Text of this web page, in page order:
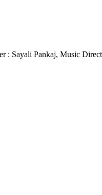
Pankaj, Music